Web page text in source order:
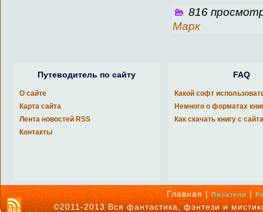
816
Марк
Путеводитель по сайту
О сайте
Карта сайта
Лента новостей RSS
Контакты
FAQ
Какой софт
Немного о форматах
Как скачать книгу с
Главная |Писатели|
©2011-2013 Вся фантастика, фэнтези и